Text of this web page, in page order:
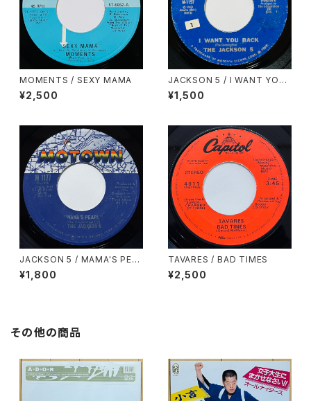
MOMENTS / SEXY MAMA
¥2,500
JACKSON 5 / I WANT YOU
BACK
¥1,500
JACKSON 5 / MAMA'S PEA
RL
¥1,800
TAVARES / BAD TIMES
¥2,500
その他の商品